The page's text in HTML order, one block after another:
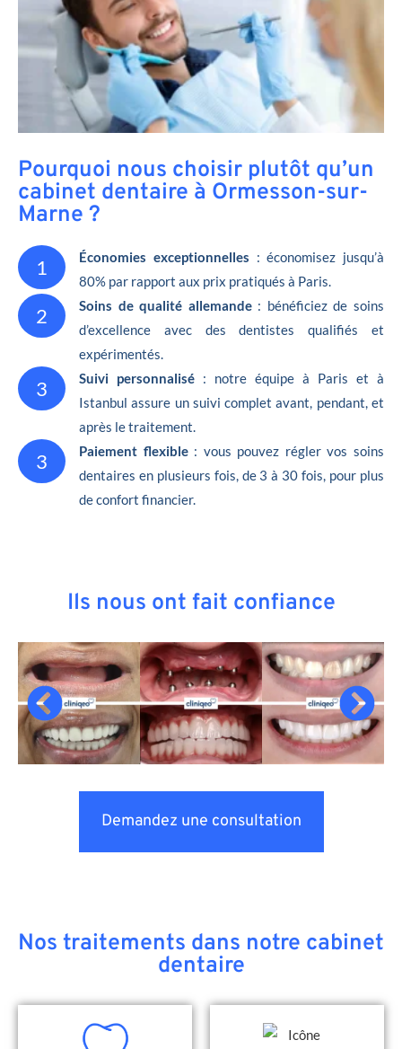
Pourquoi nous choisir plutôt qu’un
cabinet dentaire à Ormesson-sur-
Marne ?
1 Économies exceptionnelles : économisez jusqu’à
80% par rapport aux prix pratiqués à Paris.
2 Soins de qualité allemande: bénéficiez de soins
d’excellence avec des dentistes qualifiés et
expérimentés.
3 Suivi personnalisé : notre équipe à Paris et à
Istanbul assure un suivi complet avant, pendant, et
après le traitement.
3 Paiement flexible: vous pouvez régler vos soins
dentaires en plusieurs fois, de 3 à 30 fois, pour plus
de confort financier.
Ils nous ont fait confiance
Demandez une consultation
Nos traitements dans notre cabinet
dentaire